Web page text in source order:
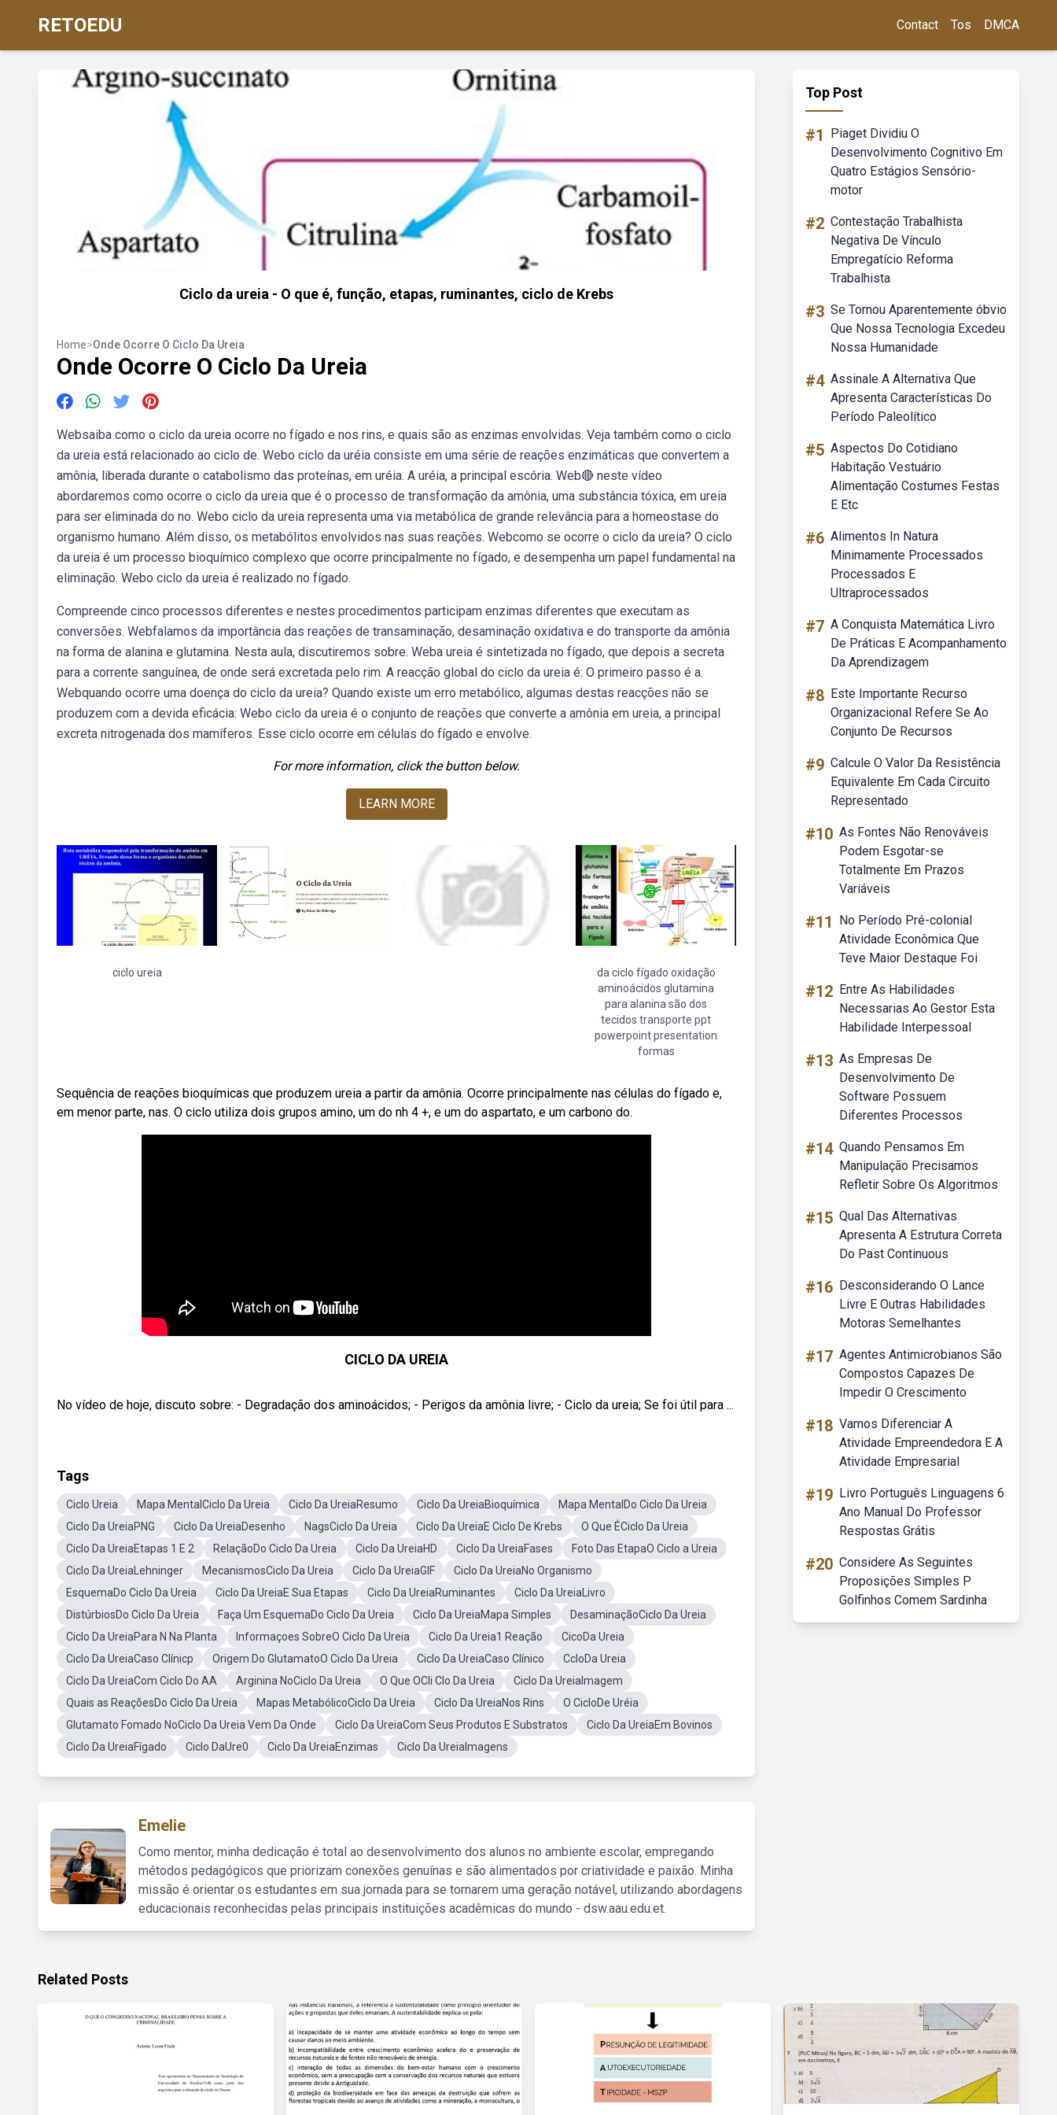
RETOEDU Contact Tos DMCA
Ciclo da ureia - O que é, função, etapas, ruminantes, ciclo de Krebs
Home>Onde Ocorre O Ciclo Da Ureia
Onde Ocorre O Ciclo Da Ureia
Websaiba como o ciclo da ureia ocorre no fígado e nos rins, e quais são as enzimas envolvidas. Veja também como o ciclo
da ureia está relacionado ao ciclo de. Webo ciclo da uréia consiste em uma série de reações enzimáticas que convertem a
amônia, liberada durante o catabolismo das proteínas, em uréia. A uréia, a principal escória. Web🔴 neste vídeo
abordaremos como ocorre o ciclo da ureia que é o processo de transformação da amônia, uma substância tóxica, em ureia
para ser eliminada do no. Webo ciclo da ureia representa uma via metabólica de grande relevância para a homeostase do
organismo humano. Além disso, os metabólitos envolvidos nas suas reações. Webcomo se ocorre o ciclo da ureia? O ciclo
da ureia é um processo bioquímico complexo que ocorre principalmente no fígado, e desempenha um papel fundamental na
eliminação. Webo ciclo da ureia é realizado no fígado.
Compreende cinco processos diferentes e nestes procedimentos participam enzimas diferentes que executam as
conversões. Webfalamos da importância das reações de transaminação, desaminação oxidativa e do transporte da amônia
na forma de alanina e glutamina. Nesta aula, discutiremos sobre. Weba ureia é sintetizada no fígado, que depois a secreta
para a corrente sanguínea, de onde será excretada pelo rim. A reacção global do ciclo da ureia é: O primeiro passo é a.
Webquando ocorre uma doença do ciclo da ureia? Quando existe um erro metabólico, algumas destas reacções não se
produzem com a devida eficácia: Webo ciclo da ureia é o conjunto de reações que converte a amônia em ureia, a principal
excreta nitrogenada dos mamíferos. Esse ciclo ocorre em células do fígado e envolve.
For more information, click the button below.
LEARN MORE
ciclo ureia
da ciclo fígado oxidação
aminoácidos glutamina
para alanina são dos
tecidos transporte ppt
powerpoint presentation
formas
Sequência de reações bioquímicas que produzem ureia a partir da amônia. Ocorre principalmente nas células do fígado e,
em menor parte, nas. O ciclo utiliza dois grupos amino, um do nh 4 +, e um do aspartato, e um carbono do.
CICLO DA UREIA
No vídeo de hoje, discuto sobre: - Degradação dos aminoácidos; - Perigos da amônia livre; - Ciclo da ureia; Se foi útil para ...
Tags
Ciclo Ureia Mapa MentalCiclo Da Ureia Ciclo Da UreiaResumo Ciclo Da UreiaBioquímica
Mapa MentalDo Ciclo Da Ureia
Ciclo Da UreiaPNG
Ciclo Da UreiaDesenho NagsCiclo Da Ureia Ciclo Da UreiaE Ciclo De Krebs
O Que ÉCiclo Da Ureia
Ciclo Da UreiaEtapas 1 E 2
RelaçãoDo Ciclo Da Ureia Ciclo Da UreiaHD Ciclo Da UreiaFases
Foto Das EtapaO Ciclo a Ureia
Ciclo Da UreiaLehninger
MecanismosCiclo Da Ureia Ciclo Da UreiaGIF
Ciclo Da UreiaNo Organismo
EsquemaDo Ciclo Da Ureia
Ciclo Da UreiaE Sua Etapas Ciclo Da UreiaRuminantes
Ciclo Da UreiaLivro
DistúrbiosDo Ciclo Da Ureia
Faça Um EsquemaDo Ciclo Da Ureia Ciclo Da UreiaMapa Simples
DesaminaçãoCiclo Da Ureia
Ciclo Da UreiaPara N Na Planta
Informaçoes SobreO Ciclo Da Ureia Ciclo Da Ureia1 Reação
CicoDa Ureia
Ciclo Da UreiaCaso Clínicp
Origem Do GlutamatoO Ciclo Da Ureia Ciclo Da UreiaCaso Clínico
CcloDa Ureia
Ciclo Da UreiaCom Ciclo Do AA
Arginina NoCiclo Da Ureia O Que OCli Clo Da Ureia
Ciclo Da UreiaImagem
Quais as ReaçõesDo Ciclo Da Ureia
Mapas MetabólicoCiclo Da Ureia Ciclo Da UreiaNos Rins
O CicloDe Uréia
Glutamato Fomado NoCiclo Da Ureia Vem Da Onde
Ciclo Da UreiaCom Seus Produtos E Substratos
Ciclo Da UreiaEm Bovinos
Ciclo Da UreiaFígado
Ciclo DaUre0 Ciclo Da UreiaEnzimas Ciclo Da UreiaImagens
Emelie
Como mentor, minha dedicação é total ao desenvolvimento dos alunos no ambiente escolar, empregando
métodos pedagógicos que priorizam conexões genuínas e são alimentados por criatividade e paixão. Minha
missão é orientar os estudantes em sua jornada para se tornarem uma geração notável, utilizando abordagens
educacionais reconhecidas pelas principais instituições acadêmicas do mundo - dsw.aau.edu.et.
Top Post
#1
Piaget Dividiu O
Desenvolvimento Cognitivo Em
Quatro Estágios Sensório-
motor
#2 Contestação Trabalhista
Negativa De Vínculo
Empregatício Reforma
Trabalhista
#3 Se Tornou Aparentemente óbvio
Que Nossa Tecnologia Excedeu
Nossa Humanidade
#4 Assinale A Alternativa Que
Apresenta Características Do
Período Paleolítico
#5 Aspectos Do Cotidiano
Habitação Vestuário
Alimentação Costumes Festas
E Etc
#6 Alimentos In Natura
Minimamente Processados
Processados E
Ultraprocessados
#7 A Conquista Matemática Livro
De Práticas E Acompanhamento
Da Aprendizagem
#8 Este Importante Recurso
Organizacional Refere Se Ao
Conjunto De Recursos
#9 Calcule O Valor Da Resistência
Equivalente Em Cada Circuito
Representado
#10 As Fontes Não Renováveis
Podem Esgotar-se
Totalmente Em Prazos
Variáveis
#11
No Período Pré-colonial
Atividade Econômica Que
Teve Maior Destaque Foi
#12 Entre As Habilidades
Necessarias Ao Gestor Esta
Habilidade Interpessoal
#13 As Empresas De
Desenvolvimento De
Software Possuem
Diferentes Processos
#14 Quando Pensamos Em
Manipulação Precisamos
Refletir Sobre Os Algoritmos
#15 Qual Das Alternativas
Apresenta A Estrutura Correta
Do Past Continuous
#16 Desconsiderando O Lance
Livre E Outras Habilidades
Motoras Semelhantes
#17 Agentes Antimicrobianos São
Compostos Capazes De
Impedir O Crescimento
#18 Vamos Diferenciar A
Atividade Empreendedora E A
Atividade Empresarial
#19 Livro Português Linguagens 6
Ano Manual Do Professor
Respostas Grátis
#20 Considere As Seguintes
Proposições Simples P
Golfinhos Comem Sardinha
Related Posts